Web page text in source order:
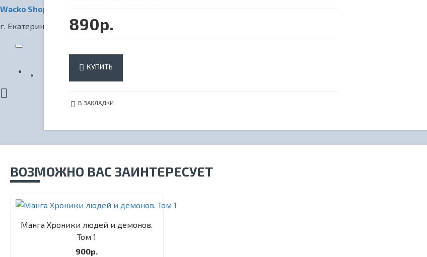
Wacko Shop Екатеринбург
г. Екатеринбург, ул. Радищева, 1
890р.
КУПИТЬ
В ЗАКЛАДКИ
ВОЗМОЖНО ВАС ЗАИНТЕРЕСУЕТ
Манга Хроники людей и демонов.
Том 1
900р.